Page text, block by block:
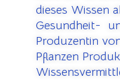
dieses Wissen
Gesundheit-
Produzentin
Pflanzen